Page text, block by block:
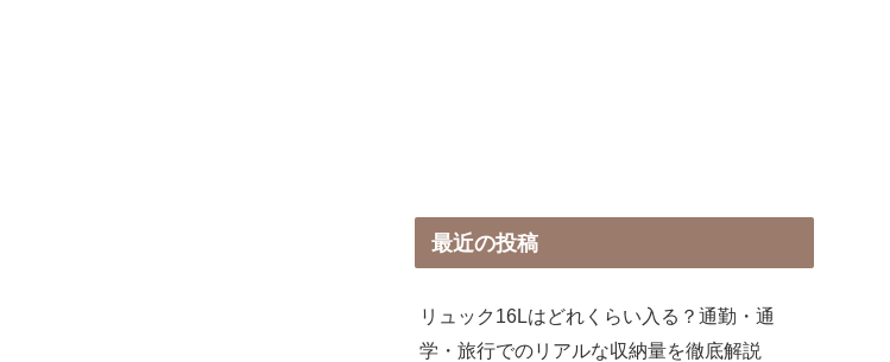
最近の投稿
リュック16Lはどれくらい入る？通勤・通
学・旅行でのリアルな収納量を徹底解説